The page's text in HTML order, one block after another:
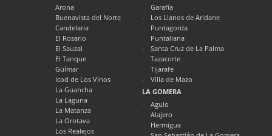
Arona
Buenavista del Norte
Candelaria
El Rosario
El Sauzal
El Tanque
Güímar
Icod de Los Vinos
La Guancha
La Laguna
La Matanza
La Orotava
Los Realejos
Garafía
Los Llanos de Aridane
Puntagorda
Puntallana
Santa Cruz de La Palma
Tazacorte
Tijarafe
Villa de Mazo
LA GOMERA
Agulo
Alajero
Hermigua